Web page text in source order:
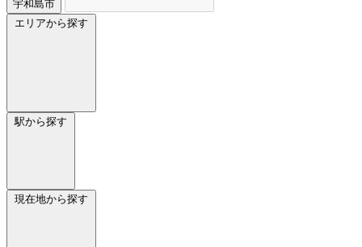
宇和島市
エリアから探す
駅から探す
現在地から探す